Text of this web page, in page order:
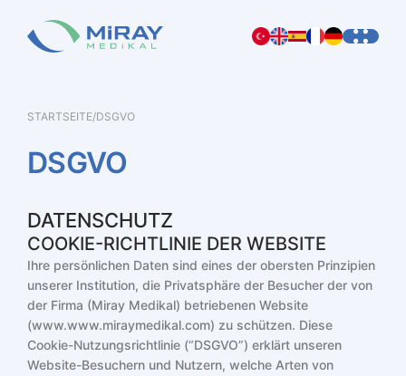
STARTSEITE/DSGVO
DSGVO
DATENSCHUTZ
COOKIE-RICHTLINIE DER WEBSITE
Ihre persönlichen Daten sind eines der obersten Prinzipien
unserer Institution, die Privatsphäre der Besucher der von
der Firma (Miray Medikal) betriebenen Website
(www.www.miraymedikal.com) zu schützen. Diese
Cookie-Nutzungsrichtlinie (“DSGVO”) erklärt unseren
Website-Besuchern und Nutzern, welche Arten von